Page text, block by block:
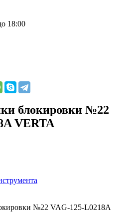
18:00
блокировки №22
VERTA
№22 VAG-125-L0218A